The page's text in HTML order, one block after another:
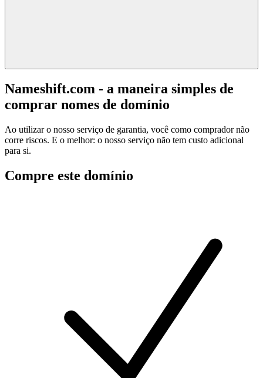
Nameshift.com - a maneira simples de
comprar nomes de domínio
Ao utilizar o nosso serviço de garantia, você como comprador não
corre riscos. E o melhor: o nosso serviço não tem custo adicional
para si.
Compre este domínio